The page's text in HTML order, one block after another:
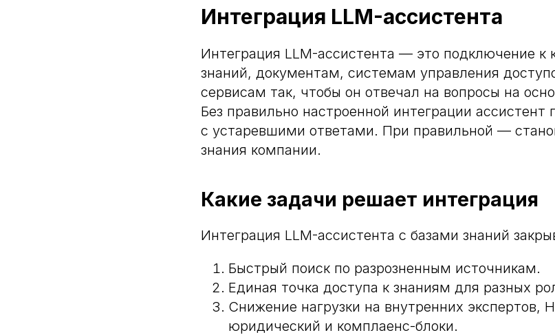
Интеграция LLM-ассистента
Интеграция LLM-ассистента — это подключение к
знаний, документам, системам управления
сервисам так, чтобы он отвечал на вопросы на
Без правильно настроенной интеграции
с устаревшими ответами. При правильной —
знания компании.
Какие задачи решает интеграция
Интеграция LLM-ассистента с базами знаний
Быстрый поиск по разрозненным источникам.
Единая точка доступа к знаниям для разных
Снижение нагрузки на внутренних экспертов,
юридический и комплаенс-блоки.